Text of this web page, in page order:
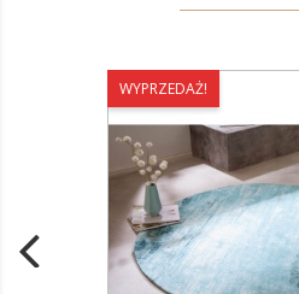
WYPRZEDAŻ!